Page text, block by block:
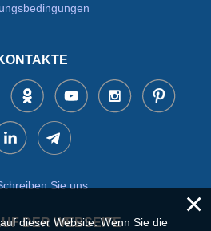
Sie uns
DER WEBSEITE
×
dieser Website. Wenn Sie die